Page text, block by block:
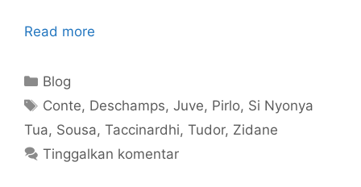
Read more
Kategori
Blog
Tag
Conte, Deschamps,Juve, Pirlo, Si Nyonya
Tua, Sousa, Taccinardhi, Tudor, Zidane
Tinggalkan komentar